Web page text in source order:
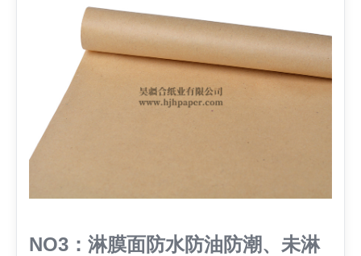
NO3：淋膜面防水防油防潮、未淋